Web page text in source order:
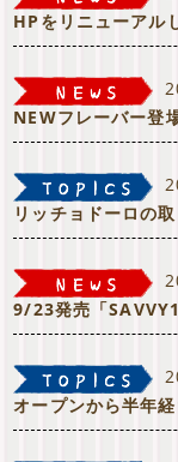
HPをリニューアル
NEWフレーバー登
リッチョドーロの
9/23発売「
オープンから半年